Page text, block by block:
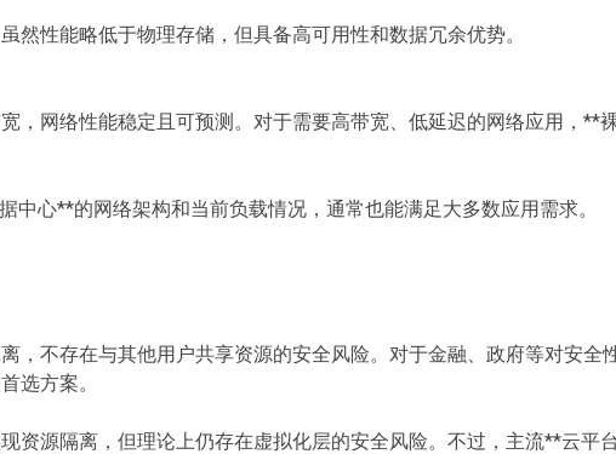
然性能略低于物理存储，但具备高可用性和数据冗余优势。
，网络性能稳定且可预测。对于需要高带宽、低延迟的网络应用，**
心**的网络架构和当前负载情况，通常也能满足大多数应用需求。
，不存在与其他用户共享资源的安全风险。对于金融、政府等对安全
选方案。
资源隔离，但理论上仍存在虚拟化层的安全风险。不过，主流**云平